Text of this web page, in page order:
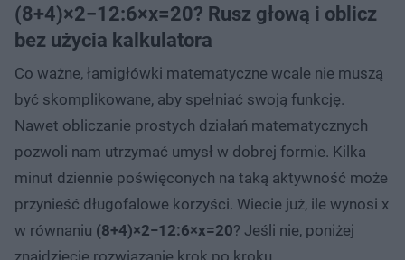
(8+4)×2−12:6×x=20? Rusz głową i oblicz
bez użycia kalkulatora
Co ważne, łamigłówki matematyczne wcale nie muszą
być skomplikowane, aby spełniać swoją funkcję.
Nawet obliczanie prostych działań matematycznych
pozwoli nam utrzymać umysł w dobrej formie. Kilka
minut dziennie poświęconych na taką aktywność może
przynieść długofalowe korzyści. Wiecie już, ile wynosi x
w równaniu (8+4)×2−12:6×x=20? Jeśli nie, poniżej
znajdziecie rozwiązanie krok po kroku.